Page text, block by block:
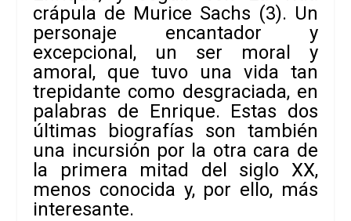
crápula de Murice Sachs (3). Un
personaje encantador y
excepcional, un ser moral y
amoral, que tuvo una vida tan
trepidante como desgraciada, en
palabras de Enrique. Estas dos
últimas biografías son también
una incursión por la otra cara de
la primera mitad del siglo XX,
menos conocida y, por ello, más
interesante.